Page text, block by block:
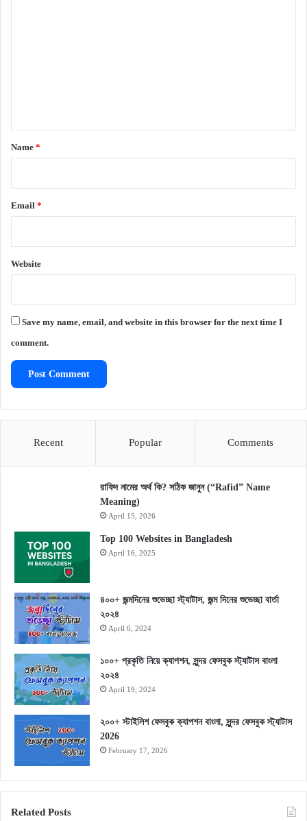
*
Name *
Email *
Website
Save my name, email, and website in this browser for the next time I
comment.
Recent Popular Comments
রাফিদ নামের অর্থ কি? সঠিক জানুন (“Rafid” Name
Meaning)
April 15, 2026
Top 100 Websites in Bangladesh
April 16, 2025
৪০০+ জন্মদিনের শুভেচ্ছা স্ট্যাটাস, জন্ম দিনের শুভেচ্ছা বার্তা
২০২৪
April 6, 2024
১০০+ প্রকৃতি নিয়ে ক্যাপশন, সুন্দর ফেসবুক স্ট্যাটাস বাংলা
২০২৪
April 19, 2024
২০০+ স্টাইলিশ ফেসবুক ক্যাপশন বাংলা, সুন্দর ফেসবুক স্ট্যাটাস
2026
February 17, 2026
Related Posts